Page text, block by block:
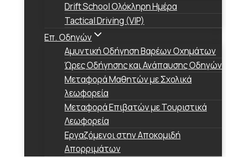
Drift School Ολόκληρη Ημέρα
Tactical Driving (VIP)
Επ. Oδηγών
Αμυντική Οδήγηση Βαρέων Οχημάτων
Ώρες Οδήγησης και Ανάπαυσης Οδηγών
Μεταφορά Μαθητών με Σχολικά
λεωφορεία
Μεταφορά Επιβατών με Τουριστικά
Λεωφορεία
Εργαζόμενοι στην Αποκομιδή
Απορριμάτων